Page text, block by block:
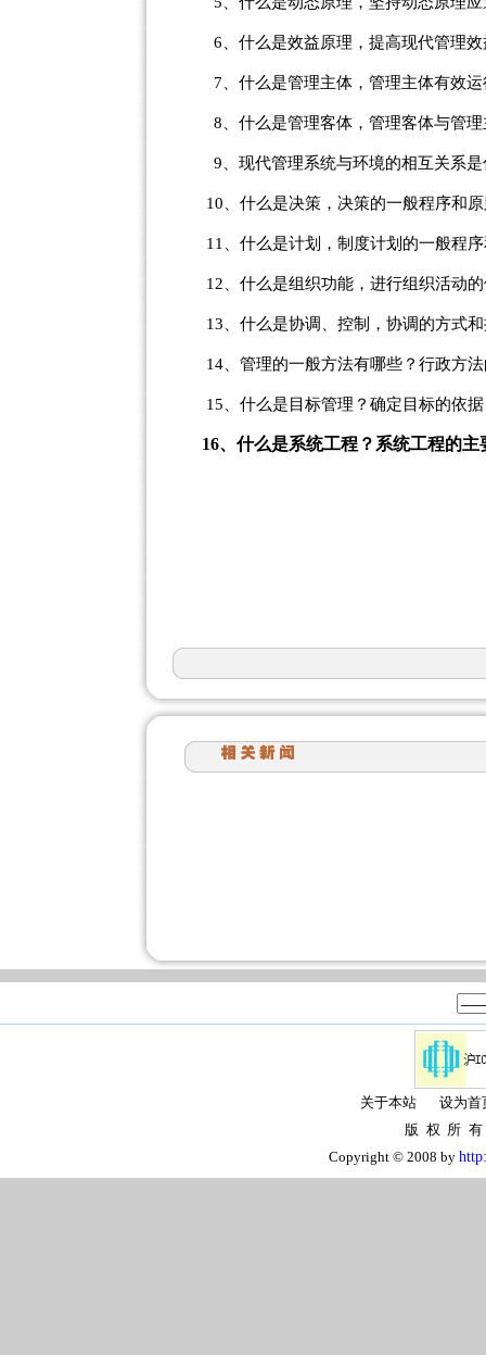
6、 什么是效益原理，提高现代管理
7、 什么是管理主体，管理主体有效
8、 什么是管理客体，管理客体与管
9、 现代管理系统与环境的相互关系
10 、什么是决策，决策的一般程序和
11 、什么是计划，制度计划的一般程
12 、什么是组织功能，进行组织活动
13 、什么是协调、控制，协调的方式
14 、管理的一般方法有哪些？行政方
15 、什么是目标管理？确定目标的依
16、什么是系统工程？系统工程的主